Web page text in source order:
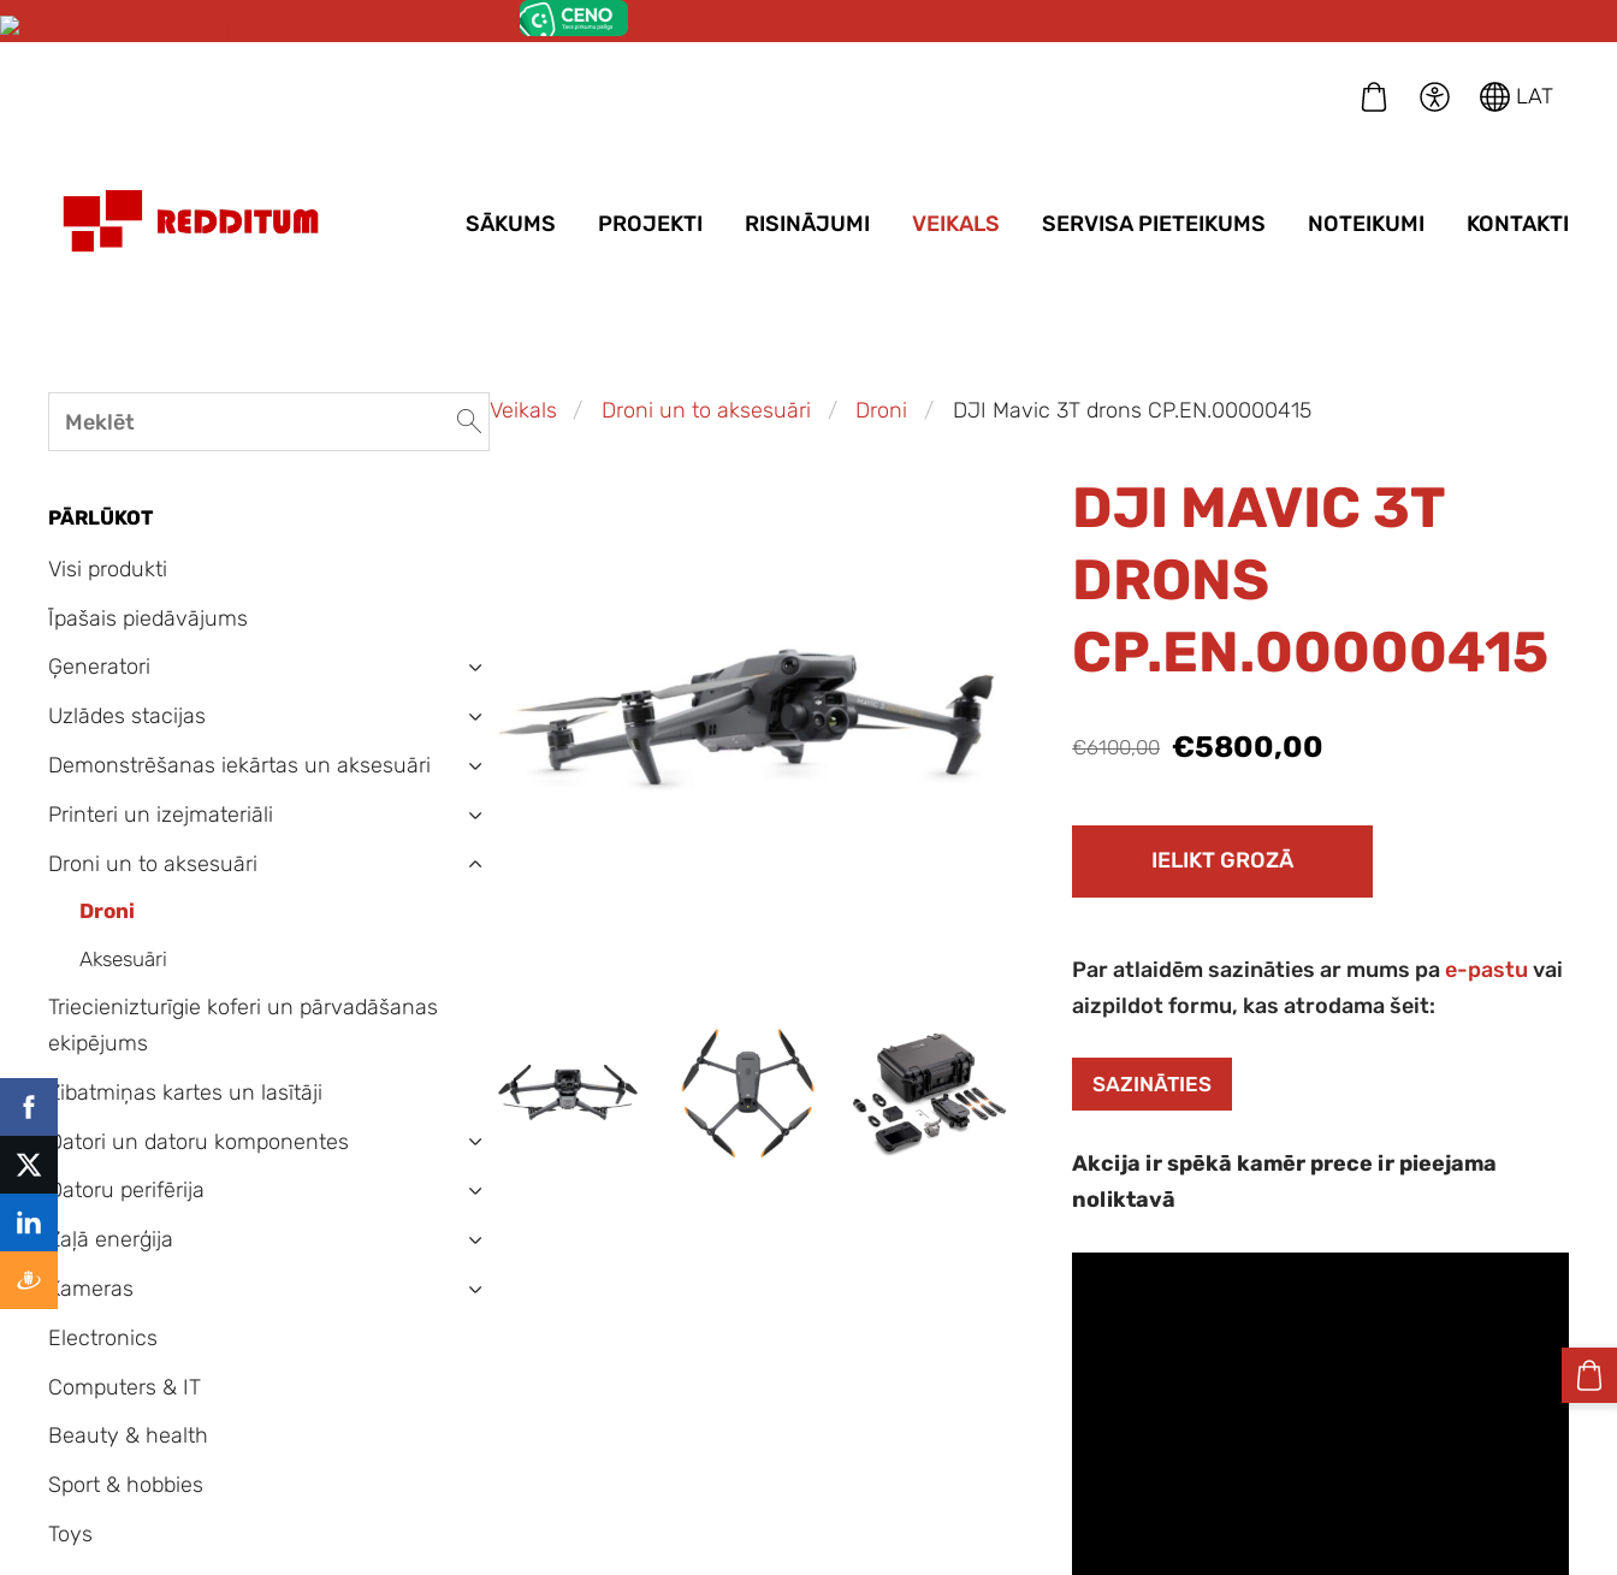
SĀKUMS PROJEKTI RISINĀJUMI VEIKALS SERVISA PIETEIKUMS NOTEIKUMI KONTAKTI
LAT
PĀRLŪKOT
Visi produkti
Īpašais piedāvājums
Ģeneratori
›
Uzlādes stacijas ›
Demonstrēšanas iekārtas un aksesuāri ›
Printeri un izejmateriāli ›
Droni un to aksesuāri
Droni
Aksesuāri
›
Triecienizturīgie koferi un pārvadāšanas
ekipējums
Zibatmiņas kartes un lasītāji
Datori un datoru komponentes
›
Datoru perifērija ›
Zaļā enerģija ›
Kameras ›
Electronics
Computers & IT
Beauty & health
Sport & hobbies
Toys
Veikals Droni un to aksesuāri Droni DJI Mavic 3T drons CP.EN.00000415
DJI MAVIC 3T
DRONS
CP.EN.00000415
€6100,00 €5800,00
IELIKT GROZĀ
Par atlaidēm sazināties ar mums pae-pastu vai
aizpildot formu, kas atrodama šeit:
SAZINĀTIES
Akcija ir spēkā kamēr prece ir pieejama
noliktavā